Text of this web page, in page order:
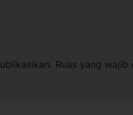
Ruas yang wajib